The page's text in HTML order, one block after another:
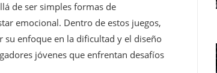
de ser simples formas de
emocional. Dentro de estos juegos,
enfoque en la dificultad y el diseño
jóvenes que enfrentan desafíos